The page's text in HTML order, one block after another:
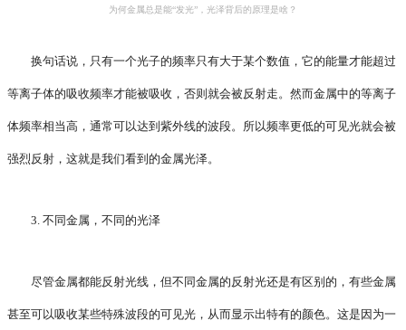
为何金属总是能“发光”，光泽背后的原理是啥？
换句话说，只有一个光子的频率只有大于某个数值，它的能量才能超过
等离子体的吸收频率才能被吸收，否则就会被反射走。然而金属中的等离子
体频率相当高，通常可以达到紫外线的波段。所以频率更低的可见光就会被
强烈反射，这就是我们看到的金属光泽。
3. 不同金属，不同的光泽
尽管金属都能反射光线，但不同金属的反射光还是有区别的，有些金属
甚至可以吸收某些特殊波段的可见光，从而显示出特有的颜色。这是因为一